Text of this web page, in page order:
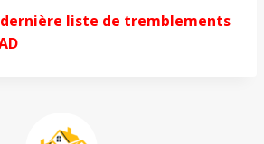
liste de tremblements